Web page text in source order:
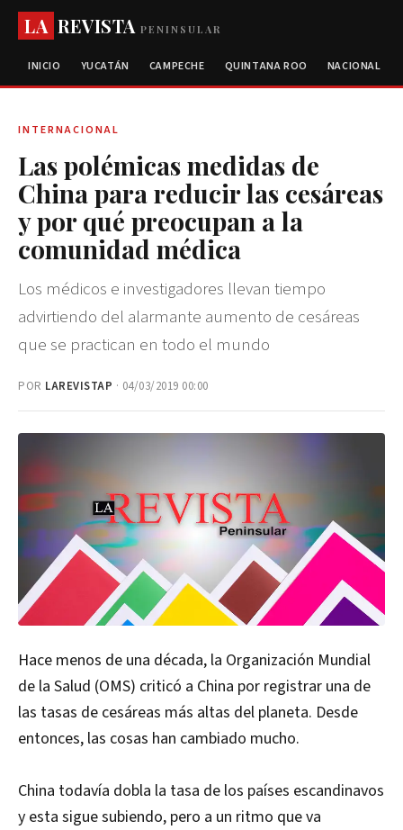
LA REVISTAPENINSULAR
INICIO YUCATÁN CAMPECHE QUINTANA ROO NACIONAL
INTERNACIONAL
Las polémicas medidas de
China para reducir las cesáreas
y por qué preocupan a la
comunidad médica
Los médicos e investigadores llevan tiempo
advirtiendo del alarmante aumento de cesáreas
que se practican en todo el mundo
POR LAREVISTAP · 04/03/2019 00:00
Hace menos de una década, la Organización Mundial
de la Salud (OMS) criticó a China por registrar una de
las tasas de cesáreas más altas del planeta. Desde
entonces, las cosas han cambiado mucho.
China todavía dobla la tasa de los países escandinavos
y esta sigue subiendo, pero a un ritmo que va